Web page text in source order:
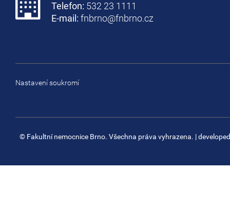
Telefon: 532 23 1111
E-mail: fnbrno@fnbrno.cz
Nastavení soukromí
© Fakultní nemocnice Brno. Všechna práva vyhrazena. |